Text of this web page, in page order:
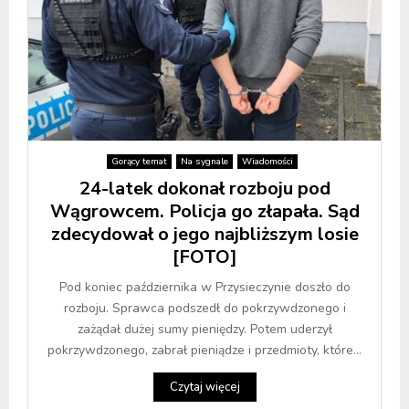
Gorący temat Na sygnale Wiadomości
24-latek dokonał rozboju pod
Wągrowcem. Policja go złapała. Sąd
zdecydował o jego najbliższym losie
[FOTO]
Pod koniec października w Przysieczynie doszło do
rozboju. Sprawca podszedł do pokrzywdzonego i
zażądał dużej sumy pieniędzy. Potem uderzył
pokrzywdzonego, zabrał pieniądze i przedmioty, które...
Czytaj więcej